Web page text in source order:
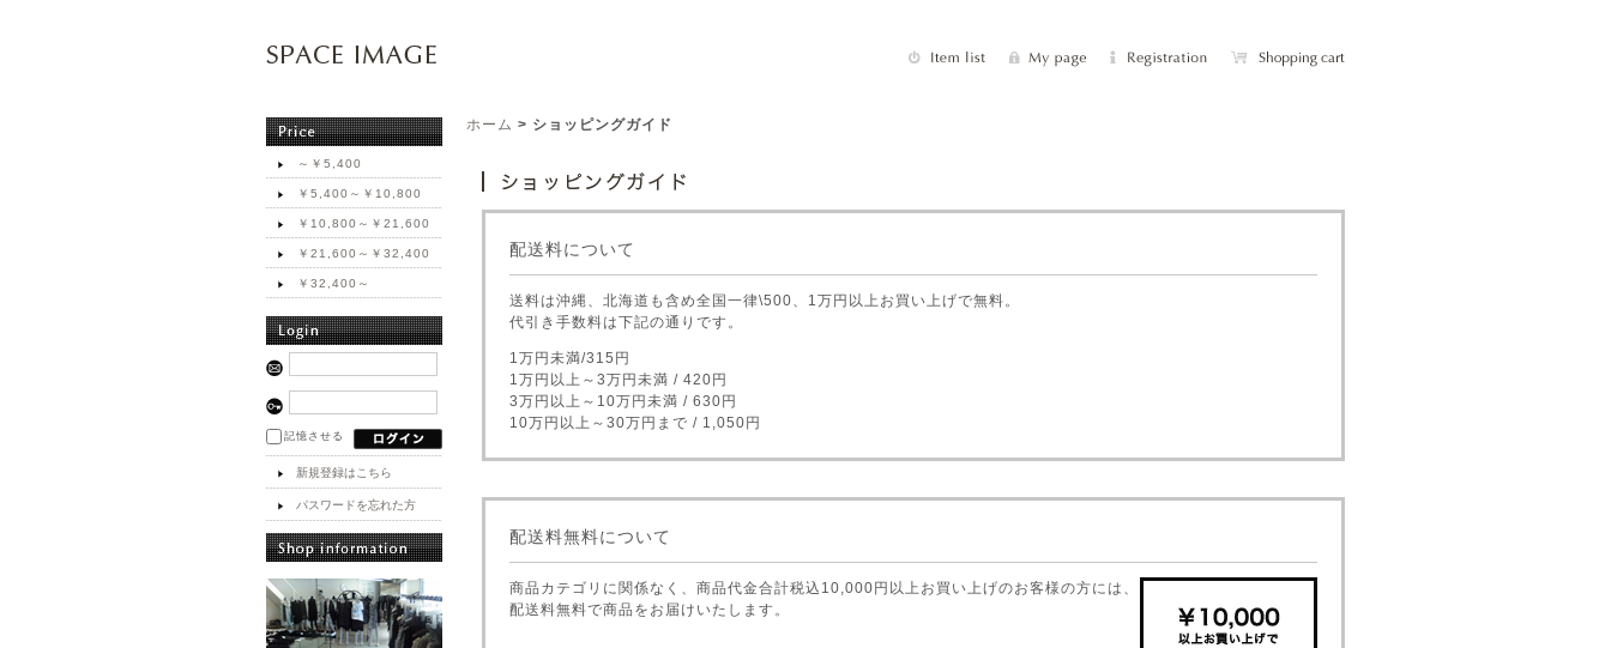
～￥5,400
￥5,400～￥10,800
￥10,800～￥21,600
￥21,600～￥32,400
￥32,400～
記憶させる
新規登録はこちら
パスワードを忘れた方
ホーム > ショッピングガイド
配送料について
送料は沖縄、北海道も含め全国一律\500、1万円以上お買い上げで無料。
代引き手数料は下記の通りです。
1万円未満/315円
1万円以上～3万円未満 / 420円
3万円以上～10万円未満 / 630円
10万円以上～30万円まで / 1,050円
配送料無料について
商品カテゴリに関係なく、商品代金合計税込10,000円以上お買い上げのお客様の方には、
配送料無料で商品をお届けいたします。